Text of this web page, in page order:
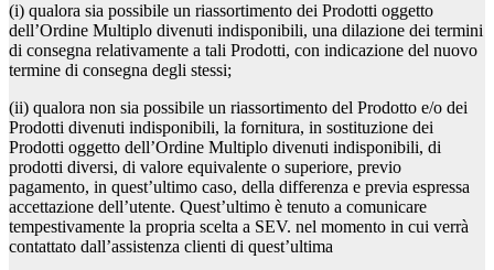
(i) qualora sia possibile un riassortimento dei Prodotti oggetto
dell’Ordine Multiplo divenuti indisponibili, una dilazione dei termini
di consegna relativamente a tali Prodotti, con indicazione del nuovo
termine di consegna degli stessi;
(ii) qualora non sia possibile un riassortimento del Prodotto e/o dei
Prodotti divenuti indisponibili, la fornitura, in sostituzione dei
Prodotti oggetto dell’Ordine Multiplo divenuti indisponibili, di
prodotti diversi, di valore equivalente o superiore, previo
pagamento, in quest’ultimo caso, della differenza e previa espressa
accettazione dell’utente. Quest’ultimo è tenuto a comunicare
tempestivamente la propria scelta a SEV. nel momento in cui verrà
contattato dall’assistenza clienti di quest’ultima